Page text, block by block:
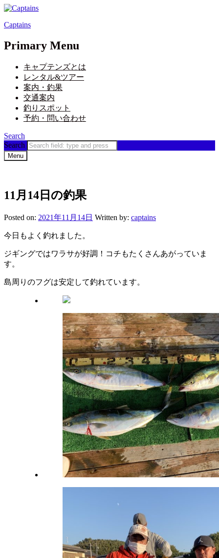
Captains
Primary Menu
キャプテンズとは
レンタル&ツアー
案内・釣果
交通案内
釣りスポット
予約・問い合わせ
Search
Search
Menu
11月14日の釣果
Posted on: 2021年11月14日 Written by: captains
今日もよく釣れました。
ジギングではワラサが好調！コチもたくさんあがっていま
す。
島周りのフグは安定して釣れています。